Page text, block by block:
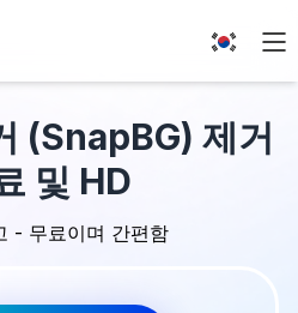
(SnapBG) 제거
및 HD
- 무료이며 간편함